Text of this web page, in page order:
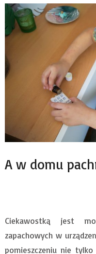
A w domu
Ciekawostką jest
zapachowych w
pomieszczeniu nie